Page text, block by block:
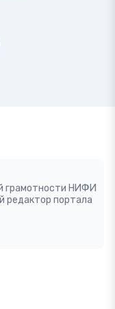
грамотности НИФИ
редактор портала